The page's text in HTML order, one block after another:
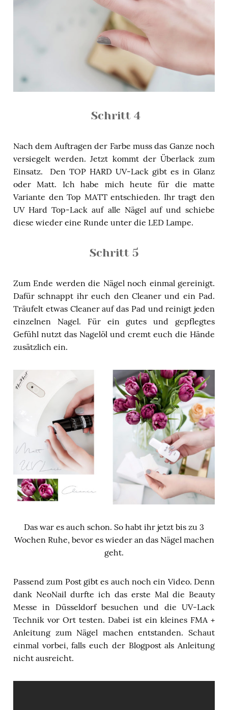
Schritt 4
Nach dem Auftragen der Farbe muss das Ganze noch
versiegelt werden. Jetzt kommt der Überlack zum
Einsatz. Den TOP HARD UV-Lack gibt es in Glanz
oder Matt. Ich habe mich heute für die matte
Variante den Top MATT entschieden. Ihr tragt den
UV Hard Top-Lack auf alle Nägel auf und schiebe
diese wieder eine Runde unter die LED Lampe.
Schritt 5
Zum Ende werden die Nägel noch einmal gereinigt.
Dafür schnappt ihr euch den Cleaner und ein Pad.
Träufelt etwas Cleaner auf das Pad und reinigt jeden
einzelnen Nagel. Für ein gutes und gepflegtes
Gefühl nutzt das Nagelöl und cremt euch die Hände
zusätzlich ein.
Das war es auch schon. So habt ihr jetzt bis zu 3
Wochen Ruhe, bevor es wieder an das Nägel machen
geht.
Passend zum Post gibt es auch noch ein Video. Denn
dank NeoNail durfte ich das erste Mal die Beauty
Messe in Düsseldorf besuchen und die UV-Lack
Technik vor Ort testen. Dabei ist ein kleines FMA +
Anleitung zum Nägel machen entstanden. Schaut
einmal vorbei, falls euch der Blogpost als Anleitung
nicht ausreicht.